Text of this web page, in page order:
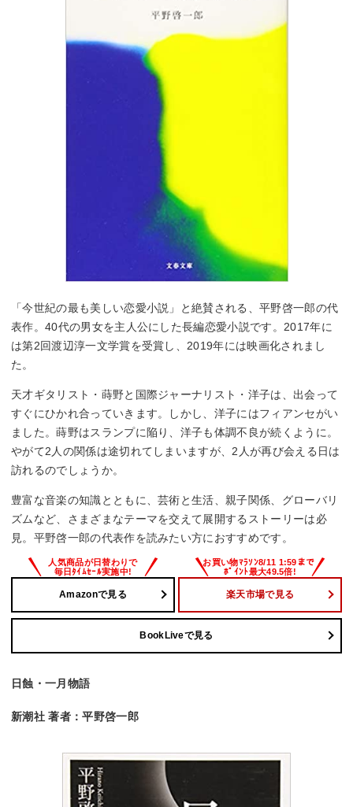
「今世紀の最も美しい恋愛小説」と絶賛される、平野啓一郎の代
表作。40代の男女を主人公にした長編恋愛小説です。2017年に
は第2回渡辺淳一文学賞を受賞し、2019年には映画化されまし
た。
天才ギタリスト・蒔野と国際ジャーナリスト・洋子は、出会って
すぐにひかれ合っていきます。しかし、洋子にはフィアンセがい
ました。蒔野はスランプに陥り、洋子も体調不良が続くように。
やがて2人の関係は途切れてしまいますが、2人が再び会える日は
訪れるのでしょうか。
豊富な音楽の知識とともに、芸術と生活、親子関係、グローバリ
ズムなど、さまざまなテーマを交えて展開するストーリーは必
見。平野啓一郎の代表作を読みたい方におすすめです。
Amazonで見る 楽天市場で見る
BookLiveで見る
日蝕・一月物語
新潮社 著者：平野啓一郎